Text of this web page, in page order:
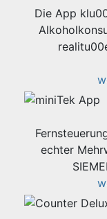
Die App
echter